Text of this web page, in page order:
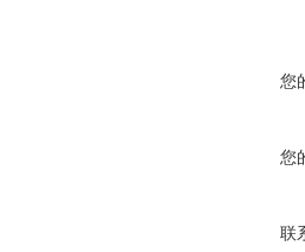
您
您
联